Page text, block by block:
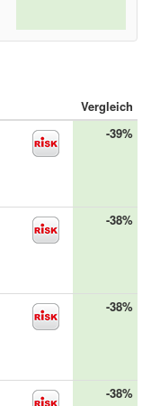
Vergleich
-39%
-38%
-38%
-38%